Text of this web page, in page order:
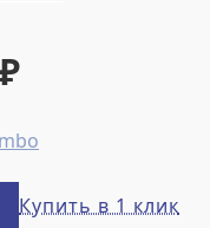
₽
Купить в 1 клик